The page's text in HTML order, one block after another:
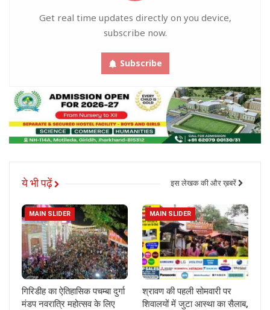
Get real time updates directly on you device,
subscribe now.
Subscribe
ये भी पढ़ें इस लेखक की और ख़बरें
MAIN SLIDER
गिरिडीह का ऐतिहासिक पचम्बा दुर्गा
मंडप नवरात्रि महोत्सव के लिए
MAIN SLIDER
श्रावण की पहली सोमवारी पर
शिवालयों में जुटा आस्था का सैलाब,